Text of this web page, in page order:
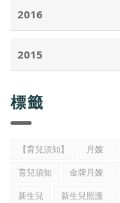
2016
2015
標籤
【育兒須知】 月嫂
育兒須知
金牌月嫂
新生兒
新生兒照護